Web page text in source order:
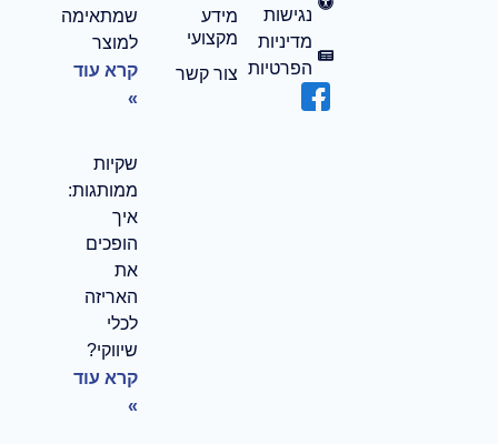
נגישות
מדיניות
הפרטיות
מידע
מקצועי
צור קשר
שמתאימה
למוצר
קרא עוד
»
שקיות
ממותגות:
איך
הופכים
את
האריזה
לכלי
שיווקי?
קרא עוד
»